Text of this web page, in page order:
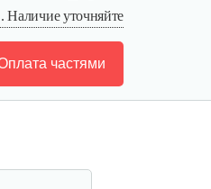
Наличие уточняйте
частями